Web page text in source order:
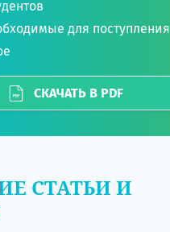
для поступления
СКАЧАТЬ В PDF
СТАТЬИ И